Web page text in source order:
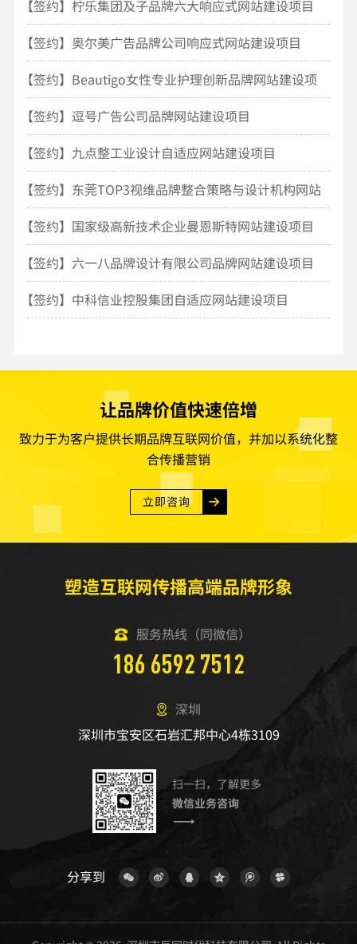
【签约】柠乐集团及子品牌六大响应式网站建设项目
【签约】奥尔美广告品牌公司响应式网站建设项目
【签约】Beautigo女性专业护理创新品牌网站建设项
目
【签约】逗号广告公司品牌网站建设项目
【签约】九点整工业设计自适应网站建设项目
【签约】东莞TOP3视维品牌整合策略与设计机构网站
建设
【签约】国家级高新技术企业曼恩斯特网站建设项目
【签约】六一八品牌设计有限公司品牌网站建设项目
【签约】中科信业控股集团自适应网站建设项目
让品牌价值快速倍增
致力于为客户提供长期品牌互联网价值，并加以系统化整
合传播营销
立即咨询
塑造互联网传播高端品牌形象
服务热线（同微信）
186 6592 7512
深圳
深圳市宝安区石岩汇邦中心4栋3109
扫一扫，了解更多
微信业务咨询
分享到